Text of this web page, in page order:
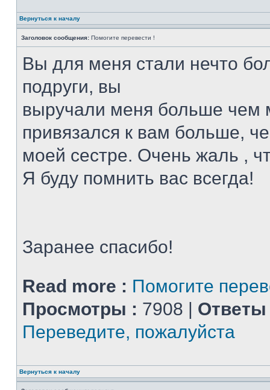
Вернуться к началу
Заголовок сообщения: Помогите перевести !
Вы для меня стали нечто
подруги, вы
выручали меня больше чем
привязался к вам больше,
моей сестре. Очень жаль ,
Я буду помнить вас всегда!
Заранее спасибо!
Read more : Помогите
Просмотры : 7908 | Ответы
Переведите, пожалуйста
Вернуться к началу